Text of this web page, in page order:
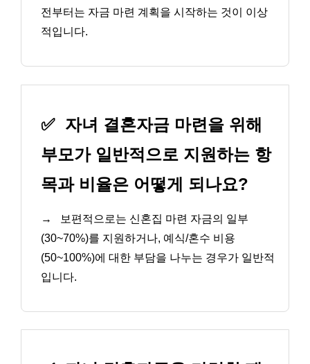
전부터는 자금 마련 계획을 시작하는 것이 이상
적입니다.
✅ 자녀 결혼자금 마련을 위해
부모가 일반적으로 지원하는 항
목과 비율은 어떻게 되나요?
→
보편적으로는 신혼집 마련 자금의 일부
(30~70%)를 지원하거나, 예식/혼수 비용
(50~100%)에 대한 부담을 나누는 경우가 일반적
입니다.